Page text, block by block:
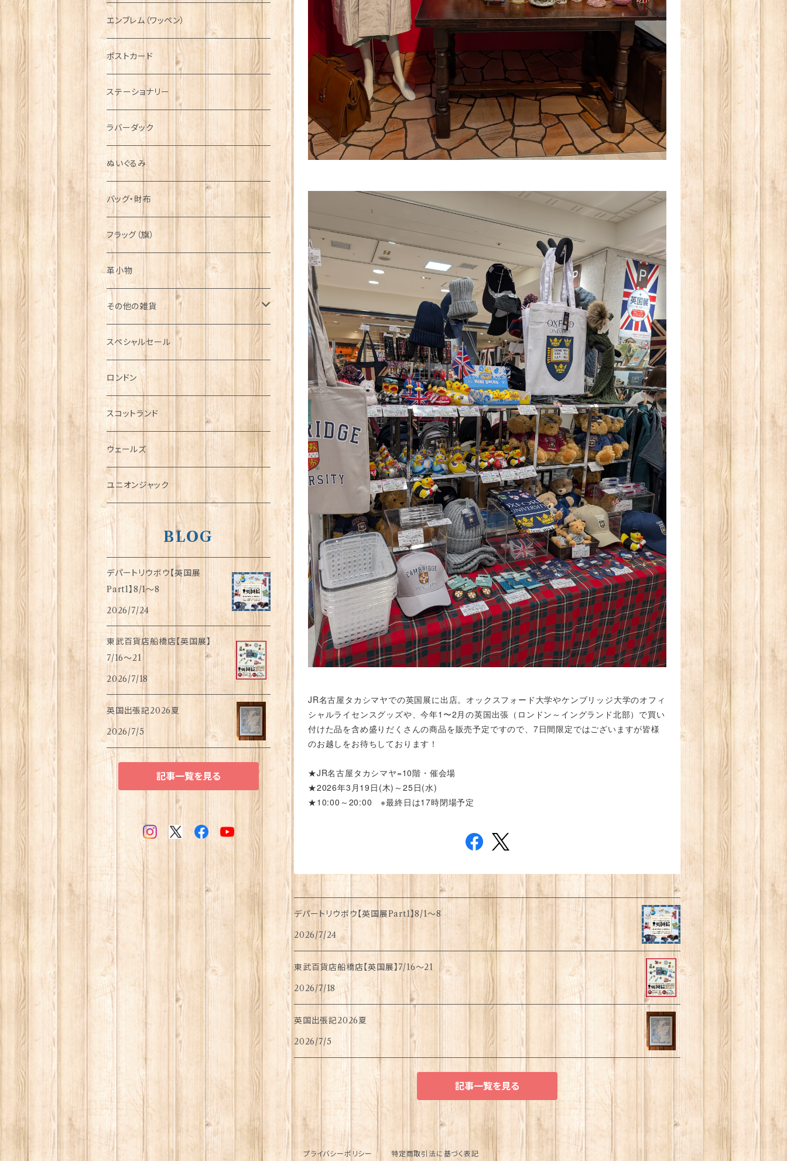
JR名古屋タカシマヤでの英国展に出店。オックスフォード大学やケンブリッジ大学のオフィ
シャルライセンスグッズや、今年1〜2月の英国出張（ロンドン～イングランド北部）で買い
付けた品を含め盛りだくさんの商品を販売予定ですので、7日間限定ではございますが皆様
のお越しをお待ちしております！
★JR名古屋タカシマヤ=10階・催会場
★2026年3月19日(木)～25日(水)
★10:00～20:00 ※最終日は17時閉場予定
デパートリウボウ【英国展Part1】8/1〜8
2026/7/24
東武百貨店船橋店【英国展】7/16～21
2026/7/18
英国出張記2026夏
2026/7/5
記事一覧を見る
国旗＆紋章
音楽＆楽器
AIRFORCE
ARMY
エンブレム（ワッペン）
ポストカード
ステーショナリー
ラバーダック
ぬいぐるみ
バッグ・財布
フラッグ（旗）
革小物
その他の雑貨
ミニカー
チャーム
犬グッズ
傘
指貫(シンブル)
スペシャルセール
ロンドン
スコットランド
ウェールズ
ユニオンジャック
BLOG
デパートリウボウ【英国展
Part1】8/1〜8
2026/7/24
東武百貨店船橋店【英国展】
7/16～21
2026/7/18
英国出張記2026夏
2026/7/5
記事一覧を見る
プライバシーポリシー 特定商取引法に基づく表記